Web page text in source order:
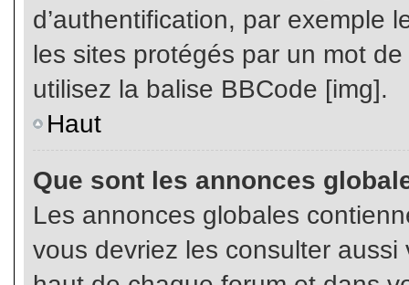
d’authentification, par exemple
les sites protégés par un mot
utilisez la balise BBCode [img].
Haut
Que sont les annonces
Les annonces globales
vous devriez les consulter